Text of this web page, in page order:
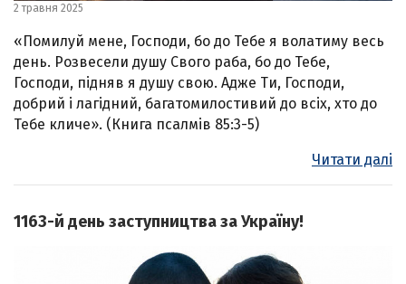
2 травня 2025
«Помилуй мене, Господи, бо до Тебе я волатиму весь
день. Розвесели душу Свого раба, бо до Тебе,
Господи, підняв я душу свою. Адже Ти, Господи,
добрий і лагідний, багатомилостивий до всіх, хто до
Тебе кличе». (Книга псалмів 85:3-5)
Читати далі
1163-й день заступництва за Україну!